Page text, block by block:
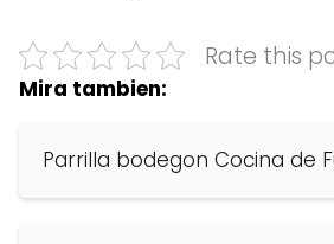
Rate this
Mira tambien:
Parrilla bodegon Cocina de